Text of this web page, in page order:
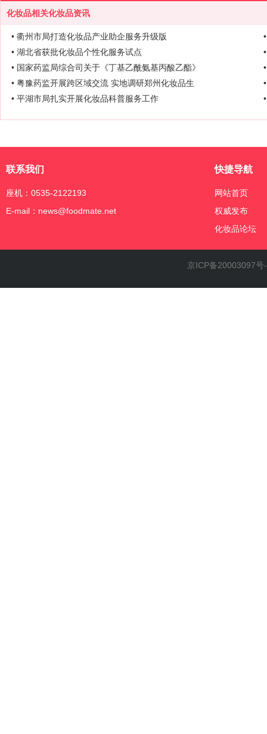
化妆品相关化妆品资讯
• 衢州市局打造化妆品产业助企服务升级版
• 湖北省获批化妆品个性化服务试点
• 国家药监局综合司关于《丁基乙酰氨基丙酸乙酯》
• 粤豫药监开展跨区域交流 实地调研郑州化妆品生
• 平湖市局扎实开展化妆品科普服务工作
联系我们
座机：0535-2122193
E-mail：news@foodmate.net
快捷导航
网站首页
权威发布
化妆品论坛
京ICP备20003097号